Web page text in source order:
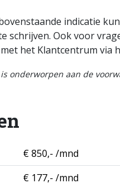
indicatie
schrijven. Ook voor
het Klantcentrum via
onderworpen aan de
€ 850,- /mnd
€ 177,- /mnd